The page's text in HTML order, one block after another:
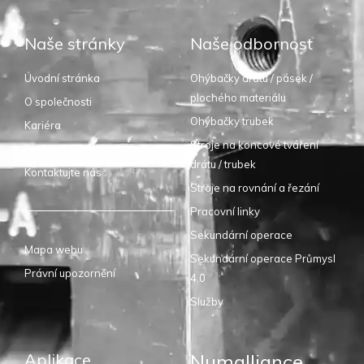
Naše stránky
Úvodní stránka
O společnosti
Kariéra
Dodavatelé
Kontaktujte nás
Mapa webu
Právní upozornění
Naše odbornost
Ohýbačky drátu / pásek /
plochého materiálu
Ohýbačky trubek
Stroje na koncové tváření
drátu / trubek
Stroje na rovnání a řezání
Pracovní linky
Sekundární operace
Sekundární operace Průmysl
4.0
Služby
Aplikace